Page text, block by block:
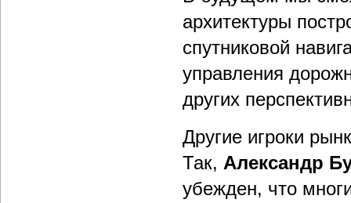
архитектуры
спутниковой
управления
других
Другие игроки
Так, Александр
убежден, что